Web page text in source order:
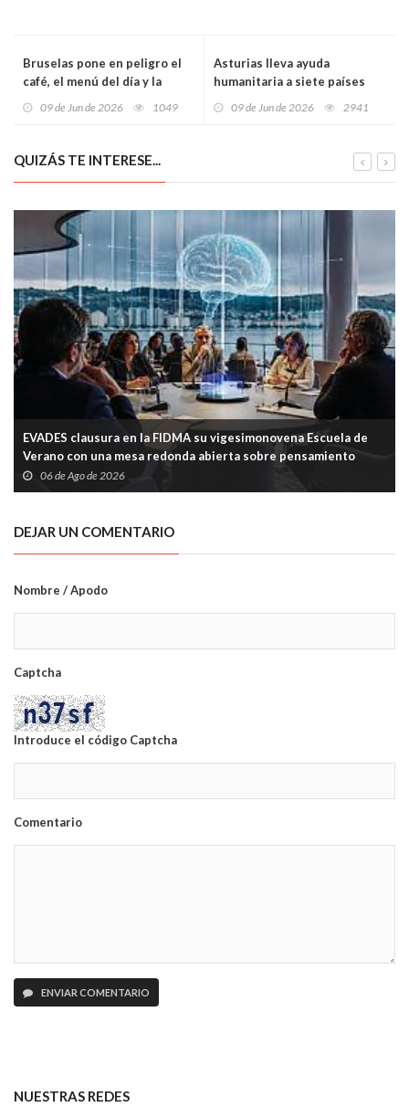
Bruselas pone en peligro el
café, el menú del día y la
09 de Jun de 2026 1049
Asturias lleva ayuda
humanitaria a siete países
09 de Jun de 2026 2941
QUIZÁS TE INTERESE...
EVADES clausura en la FIDMA su vigesimonovena Escuela de
Verano con una mesa redonda abierta sobre pensamiento
crítico y tecnología
06 de Ago de 2026
DEJAR UN COMENTARIO
Nombre / Apodo
Captcha
Introduce el código Captcha
Comentario
ENVIAR COMENTARIO
NUESTRAS REDES